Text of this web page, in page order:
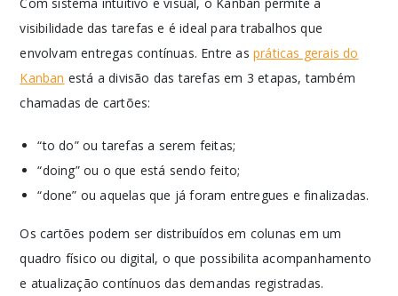
visibilidade das tarefas e é ideal para trabalhos que
envolvam entregas contínuas. Entre aspráticas gerais do
Kanban está a divisão das tarefas em 3 etapas, também
chamadas de cartões:
“to do” ou tarefas a serem feitas;
“doing” ou o que está sendo feito;
“done” ou aquelas que já foram entregues e finalizadas.
Os cartões podem ser distribuídos em colunas em um
quadro físico ou digital, o que possibilita acompanhamento
e atualização contínuos das demandas registradas.